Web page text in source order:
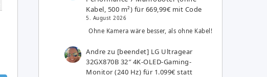
Kabel, 500 m²) für 669,99€ mit Code
5. August 2026
Ohne Kamera wäre besser, als ohne Kabel!
Andre zu [beendet] LG Ultragear
32GX870B 32″ 4K-OLED-Gaming-
Monitor (240 Hz) für 1.099€ statt